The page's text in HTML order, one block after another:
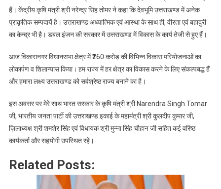
योजनाओं
का
एवं
शिलान्यास
हैं। केंद्रीय कृषि मंत्री श्री नरेन्द्र सिंह तोमर ने कहा कि देवभूमि उत्तराखण्ड में अनेक
प्राकृतिक सम्पदायें है। उत्तराखण्ड अध्यात्मिक एवं आस्था के साथ ही, वीरता एवं बहादुरी
का केन्द्र भी है। डबल इंजन की सरकार में उत्तराखण्ड में विकास के कार्य तेजी से हुए हैं।
आज विकासनगर विधानसभा क्षेत्र में ₹260 करोड़ की विभिन्न विकास परियोजनाओं का
लोकार्पण व शिलान्यास किया। हम राज्य में हर क्षेत्र का विकास करने के लिए संकल्पबद्ध हैं
और हमारा लक्ष्य उत्तराखण्ड को सर्वश्रेष्ठ राज्य बनाने का है।
इस अवसर पर मेरे साथ भारत सरकार के कृषि मंत्री श्री Narendra Singh Tomar
जी, भारतीय जनता पार्टी की उत्तराखण्ड इकाई के महामंत्री श्री कुलदीप कुमार जी,
ज़िलाध्यक्ष श्री शमशेर सिंह एवं विधायक श्री मुन्ना सिंह चौहान जी सहित कई वरिष्ठ
कार्यकर्ता और सहयोगी उपस्थित रहे।
Related Posts: